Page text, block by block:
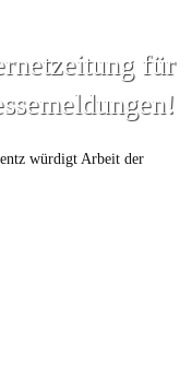
für
würdigt Arbeit der